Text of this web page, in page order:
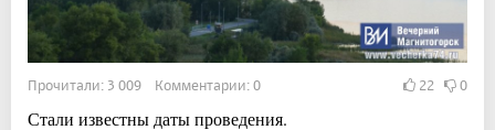
Прочитали: 3 009 Комментарии: 0 22 0
Стали известны даты проведения.